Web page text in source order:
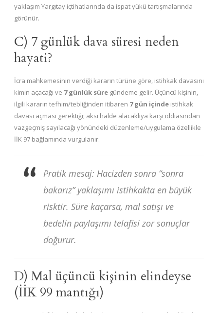
yaklaşım Yargıtay içtihatlarında da ispat yükü tartışmalarında
görünür.
C) 7 günlük dava süresi neden
hayati?
İcra mahkemesinin verdiği kararın türüne göre, istihkak davasını
kimin açacağı ve 7 günlük süre gündeme gelir. Üçüncü kişinin,
ilgili kararın tefhim/tebliğinden itibaren 7 gün içinde istihkak
davası açması gerektiği; aksi halde alacaklıya karşı iddiasından
vazgeçmiş sayılacağı yönündeki düzenleme/uygulama özellikle
İİK 97 bağlamında vurgulanır.
Pratik mesaj: Hacizden sonra “sonra
bakarız” yaklaşımı istihkakta en büyük
risktir. Süre kaçarsa, mal satışı ve
bedelin paylaşımı telafisi zor sonuçlar
doğurur.
D) Mal üçüncü kişinin elindeyse
(İİK 99 mantığı)